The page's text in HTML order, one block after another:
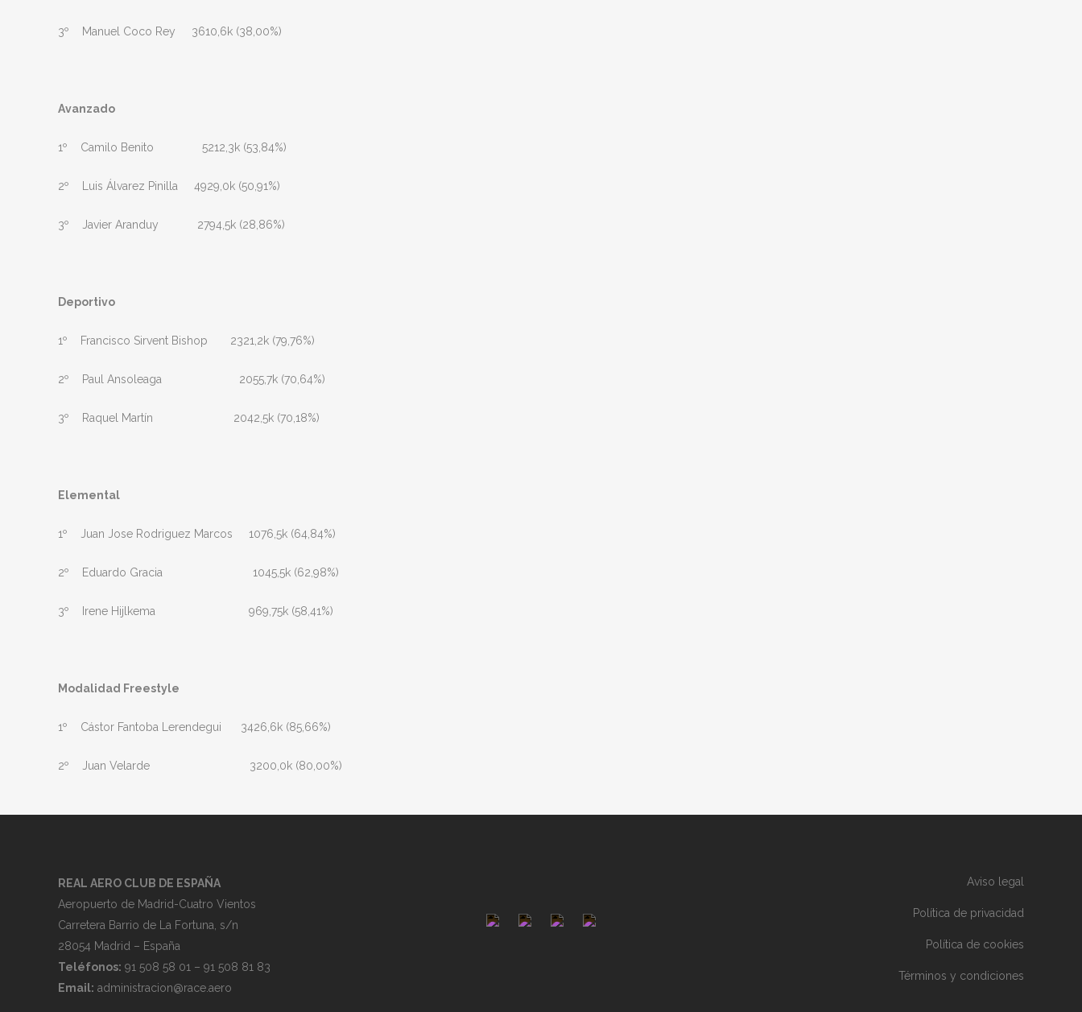
3º Manuel Coco Rey 3610,6k (38,00%)
Avanzado
1º Camilo Benito 5212,3k (53,84%)
2º Luis Álvarez Pinilla 4929,0k (50,91%)
3º Javier Aranduy 2794,5k (28,86%)
Deportivo
1º Francisco Sirvent Bishop 2321,2k (79,76%)
2º Paul Ansoleaga 2055,7k (70,64%)
3º Raquel Martín 2042,5k (70,18%)
Elemental
1º Juan Jose Rodriguez Marcos 1076,5k (64,84%)
2º Eduardo Gracia 1045,5k (62,98%)
3º Irene Hijlkema 969,75k (58,41%)
Modalidad Freestyle
1º Cástor Fantoba Lerendegui 3426,6k (85,66%)
2º Juan Velarde 3200,0k (80,00%)
REAL AERO CLUB DE ESPAÑA
Aeropuerto de Madrid-Cuatro Vientos
Carretera Barrio de La Fortuna, s/n
28054 Madrid – España
Teléfonos: 91 508 58 01 – 91 508 81 83
Email: administracion@race.aero
Aviso legal
Política de privacidad
Política de cookies
Términos y condiciones